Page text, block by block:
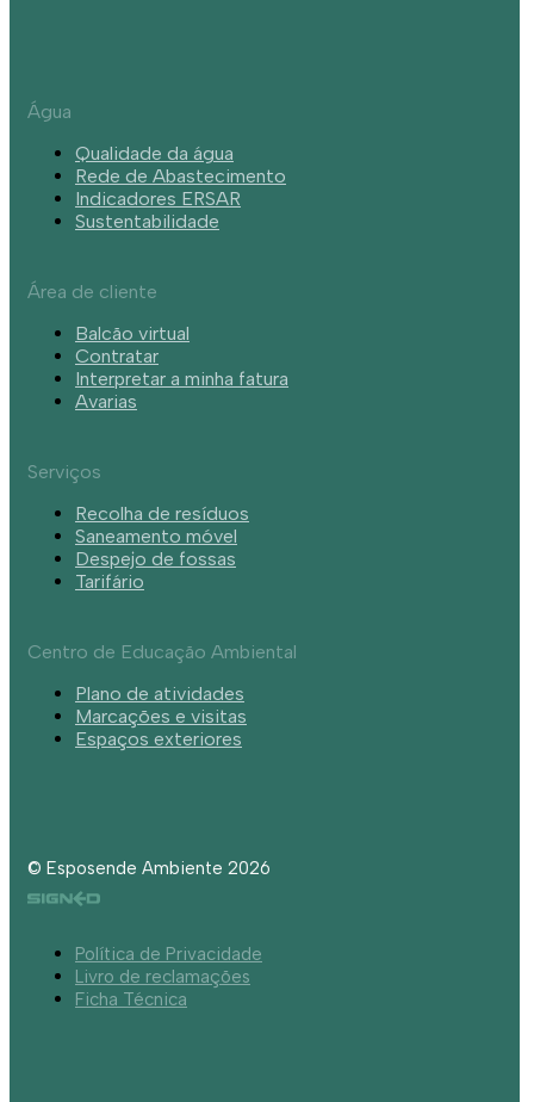
Água
Qualidade da água
Rede de Abastecimento
Indicadores ERSAR
Sustentabilidade
Área de cliente
Balcão virtual
Contratar
Interpretar a minha fatura
Avarias
Serviços
Recolha de resíduos
Saneamento móvel
Despejo de fossas
Tarifário
Centro de Educação Ambiental
Plano de atividades
Marcações e visitas
Espaços exteriores
© Esposende Ambiente 2026
Política de Privacidade
Livro de reclamações
Ficha Técnica